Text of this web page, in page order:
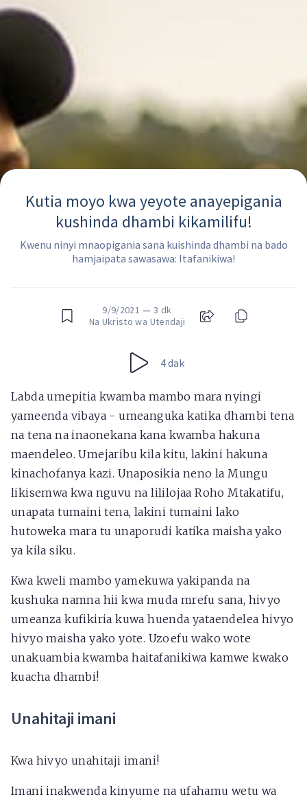
Kutia moyo kwa yeyote anayepigania
kushinda dhambi kikamilifu!
Kwenu ninyi mnaopigania sana kuishinda dhambi na bado
hamjaipata sawasawa: Itafanikiwa!
9/9/2021 — 3 dk
Na Ukristo wa Utendaji
4 dak
Labda umepitia kwamba mambo mara nyingi
yameenda vibaya - umeanguka katika dhambi tena
na tena na inaonekana kana kwamba hakuna
maendeleo. Umejaribu kila kitu, lakini hakuna
kinachofanya kazi. Unaposikia neno la Mungu
likisemwa kwa nguvu na lililojaa Roho Mtakatifu,
unapata tumaini tena, lakini tumaini lako
hutoweka mara tu unaporudi katika maisha yako
ya kila siku.
Kwa kweli mambo yamekuwa yakipanda na
kushuka namna hii kwa muda mrefu sana, hivyo
umeanza kufikiria kuwa huenda yataendelea hivyo
hivyo maisha yako yote. Uzoefu wako wote
unakuambia kwamba haitafanikiwa kamwe kwako
kuacha dhambi!
Unahitaji imani
Kwa hivyo unahitaji imani!
Imani inakwenda kinyume na ufahamu wetu wa